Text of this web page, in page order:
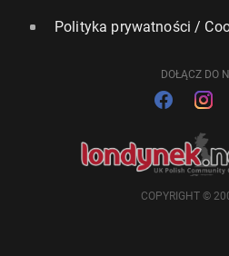
Polityka prywatności /
DOŁĄCZ DO
COPYRIGHT ©